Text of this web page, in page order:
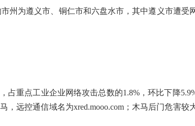
州为遵义市、铜仁市和六盘水市，其中遵义市遭受
占重点工业企业网络攻击总数的1.8%，环比下降
远控通信域名为xred.mooo.com；木马后门危害较